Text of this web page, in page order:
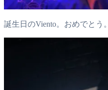
誕生日のViento。おめでとう。